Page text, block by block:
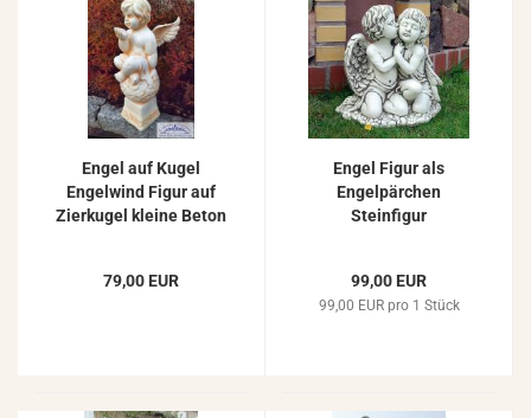
Engel auf Kugel
Engelwind Figur auf
Zierkugel kleine Beton
79,00 EUR
Engel Figur als
Engelpärchen
Steinfigur
Steinguss 41cm 28kg
99,00 EUR
99,00 EUR pro 1 Stück